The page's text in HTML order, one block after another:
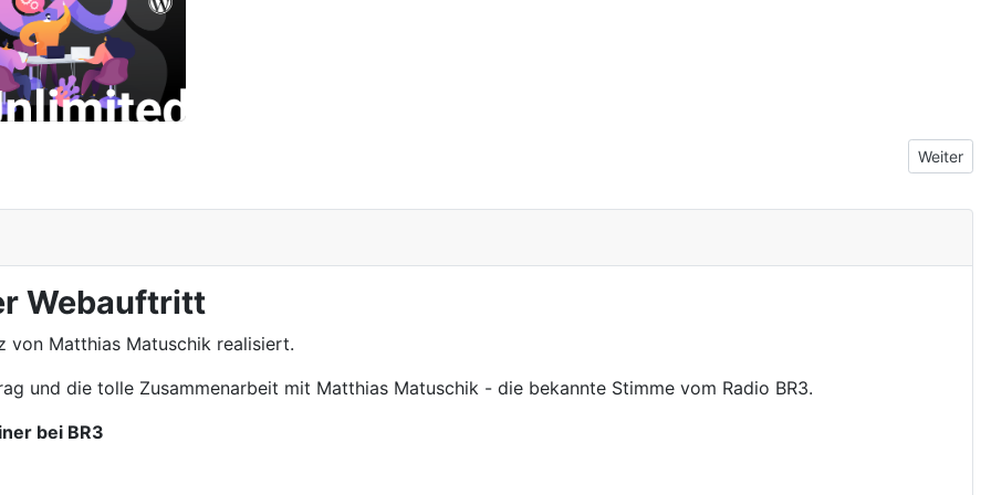
Nächster
Weiter
Webauftritt
von Matthias Matuschik realisiert.
und die tolle Zusammenarbeit mit Matthias Matuschik - die bekannte Stimme vom Radio BR3.
bei BR3